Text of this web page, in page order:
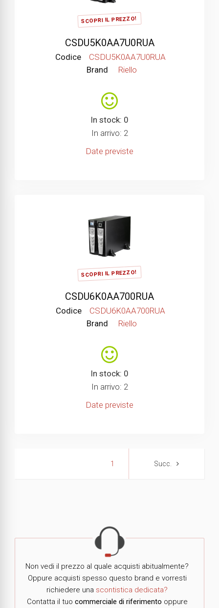
SCOPRI IL PREZZO!
CSDU5K0AA7U0RUA
Codice
CSDU5K0AA7U0RUA
Brand
Riello
In stock: 0
In arrivo: 2
Date previste
SCOPRI IL PREZZO!
CSDU6K0AA700RUA
Codice
CSDU6K0AA700RUA
Brand
Riello
In stock: 0
In arrivo: 2
Date previste
1
Non vedi il prezzo al quale acquisti abitualmente?
Oppure acquisti spesso questo brand e vorresti
richiedere una scontistica dedicata?
Contatta il tuo commerciale di riferimento oppure